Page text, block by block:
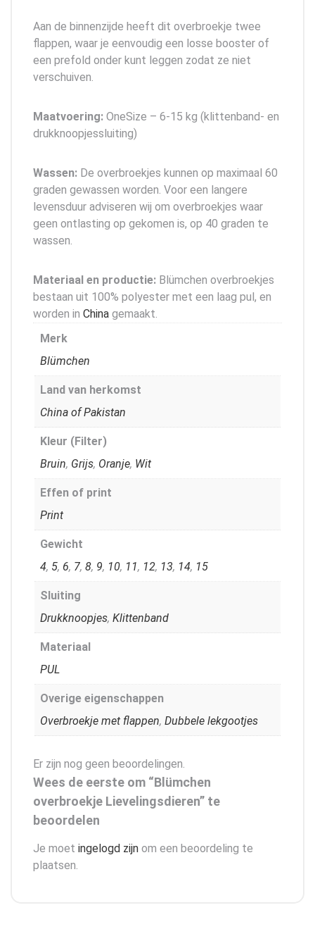
Aan de binnenzijde heeft dit overbroekje twee
flappen, waar je eenvoudig een losse booster of
een prefold onder kunt leggen zodat ze niet
verschuiven.
Maatvoering: OneSize – 6-15 kg (klittenband- en
drukknoopjessluiting)
Wassen: De overbroekjes kunnen op maximaal 60
graden gewassen worden. Voor een langere
levensduur adviseren wij om overbroekjes waar
geen ontlasting op gekomen is, op 40 graden te
wassen.
Materiaal en productie: Blümchen overbroekjes
bestaan uit 100% polyester met een laag pul, en
worden in China gemaakt.
Merk
Blümchen
Land van herkomst
China of Pakistan
Kleur (Filter)
Bruin, Grijs, Oranje, Wit
Effen of print
Print
Gewicht
4, 5, 6, 7, 8, 9, 10, 11, 12, 13, 14, 15
Sluiting
Drukknoopjes, Klittenband
Materiaal
PUL
Overige eigenschappen
Overbroekje met flappen, Dubbele lekgootjes
Er zijn nog geen beoordelingen.
Wees de eerste om “Blümchen
overbroekje Lievelingsdieren” te
beoordelen
Je moet ingelogd zijn om een beoordeling te
plaatsen.